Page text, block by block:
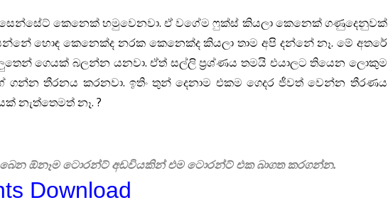
කෙනෙක් හමුවෙනවා. ඒ වගේම ෆුක්ස් කියලා කෙනෙක් ගණුදෙනුවක්
හොඳ කෙනෙක්ද නරක කෙනෙක්ද කියලා තාම අපි දන්නේ නෑ. මේ අතරේ
ගෙයක් බලන්න යනවා. ඒත් සල්ලි ප්‍රශ්ණය තමයි එයාලට තියෙන ලොකුම
ගන්න තීරනය කරනවා. ඉතිං තුන් දෙනාම එකම ගෙදර ජීවත් වෙන්න තීරණය
නැත්තෙමත් නෑ. ?
ඕනෑම ටොරන්ට් අඩවියකින් එම ටොරන්ට් එක බාගත කරගන්න.
Download